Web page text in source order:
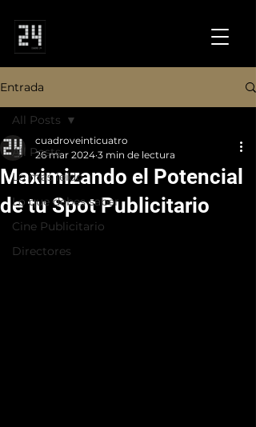
Entrada
All Posts
Lo más leído
Lo que debes saber
Cine Publicitario
Directores
All Posts
Maximizando el Potencial
de tu Spot Publicitario
cuadroveinticuatro
26 mar 2024 3 min de lectura